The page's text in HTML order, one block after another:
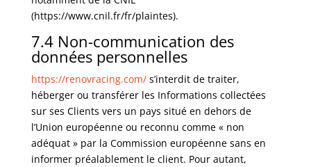
(https://www.cnil.fr/fr/plaintes).
7.4 Non-communication des
données personnelles
https://renovracing.com/s’interdit de traiter,
héberger ou transférer les Informations collectées
sur ses Clients vers un pays situé en dehors de
l’Union européenne ou reconnu comme « non
adéquat » par la Commission européenne sans en
informer préalablement le client. Pour autant,